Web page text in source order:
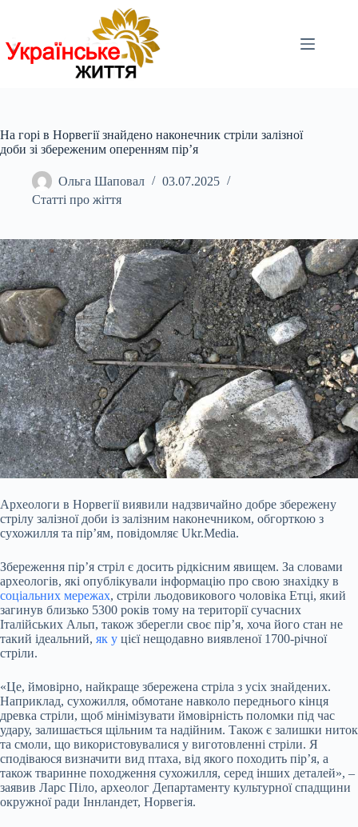
На горі в Норвегії знайдено наконечник стріли залізної
доби зі збереженим оперенням пір’я
Ольга Шаповал
03.07.2025
Статті про жіття
Археологи в Норвегії виявили надзвичайно добре збережену
стрілу залізної доби із залізним наконечником, обгорткою з
сухожилля та пір’ям, повідомляє Ukr.Media.
Збереження пір’я стріл є досить рідкісним явищем. За словами
археологів, які опублікували інформацію про свою знахідку в
соціальних мережах, стріли льодовикового чоловіка Етці, який
загинув близько 5300 років тому на території сучасних
Італійських Альп, також зберегли своє пір’я, хоча його стан не
такий ідеальний, як у цієїнещодавно виявленої 1700-річної
стріли.
«Це, ймовірно, найкраще збережена стріла з усіх знайдених.
Наприклад, сухожилля, обмотане навколо переднього кінця
древка стріли, щоб мінімізувати ймовірність поломки під час
удару, залишається щільним та надійним. Також є залишки ниток
та смоли, що використовувалися у виготовленні стріли. Я
сподіваюся визначити вид птаха, від якого походить пір’я, а
також тваринне походження сухожилля, серед інших деталей», –
заявив Ларс Піло, археолог Департаменту культурної спадщини
окружної ради Іннландет, Норвегія.